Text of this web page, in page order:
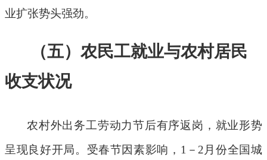
业扩张势头强劲。
（五） 农民工就业与农村居民
收支状况
农村外出务工劳动力节后有序返岗，就业形势
呈现良好开局。受春节因素影响， 1 － 2月份全国城